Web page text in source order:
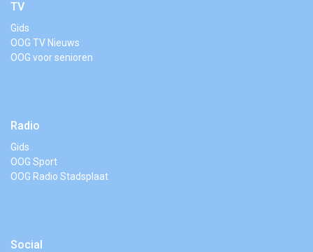
TV
Gids
OOG TV Nieuws
OOG voor senioren
Radio
Gids
OOG Sport
OOG Radio Stadsplaat
Social